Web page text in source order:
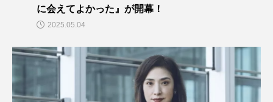
に会えてよかった』が開幕！
2025.05.04